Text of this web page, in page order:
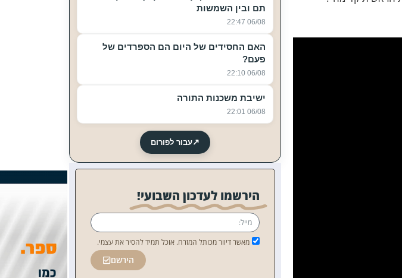
תם ובין השמשות
06/08 22:47
האם החסידים של היום הם הספרדים של
פעם?
06/08 22:10
ישיבת משכנות התורה
06/08 22:01
↗עבור לפורום
הירשמו לעדכון השבועי!
מאשר דיוור מכותל המזרח. אוכל תמיד להסיר את עצמי.
הירשם